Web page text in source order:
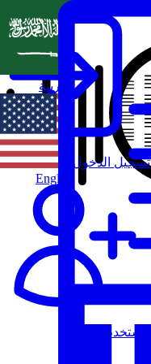
تسجيل الدخول
مستخدم جديد
العربية
English